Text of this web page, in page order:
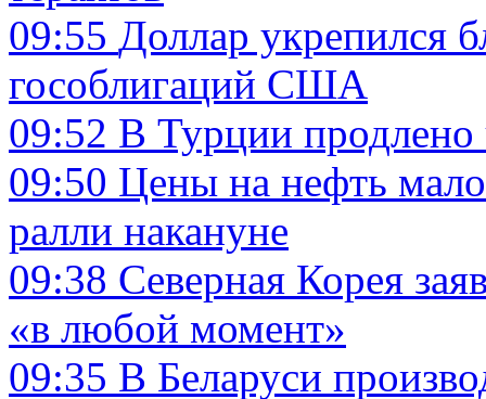
09:55 Доллар укрепился
гособлигаций США
09:52 В Турции продлено
09:50 Цены на нефть
ралли накануне
09:38 Северная Корея
«в любой момент»
09:35 В Беларуси